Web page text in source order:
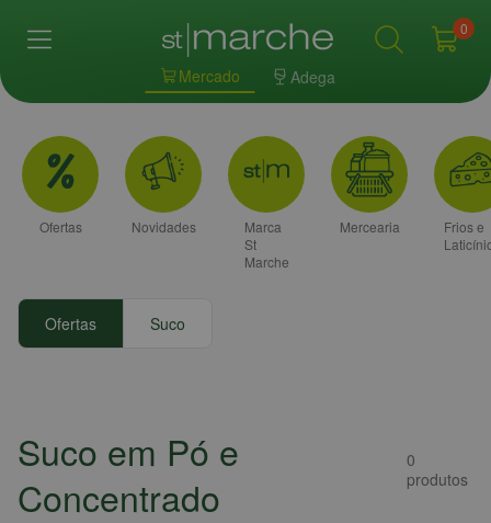
Mercado Adega
0
Ofertas Novidades
Marca
St
Marche
Mercearia
Frios e
Ofertas Suco
Suco em Pó e
Concentrado
0
produtos